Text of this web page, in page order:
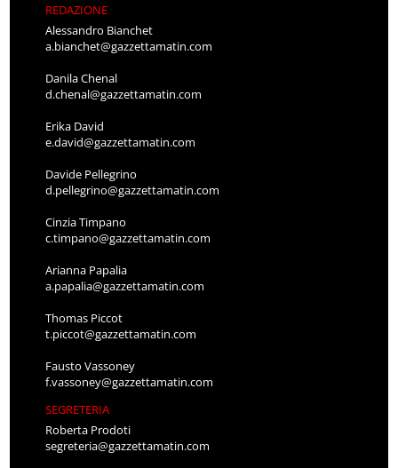
REDAZIONE
Alessandro Bianchet
a.bianchet@gazzettamatin.com
Danila Chenal
d.chenal@gazzettamatin.com
Erika David
e.david@gazzettamatin.com
Davide Pellegrino
d.pellegrino@gazzettamatin.com
Cinzia Timpano
c.timpano@gazzettamatin.com
Arianna Papalia
a.papalia@gazzettamatin.com
Thomas Piccot
t.piccot@gazzettamatin.com
Fausto Vassoney
f.vassoney@gazzettamatin.com
SEGRETERIA
Roberta Prodoti
segreteria@gazzettamatin.com